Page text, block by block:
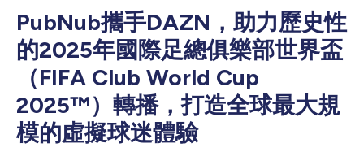
PubNub攜手DAZN，助力歷史性
的2025年國際足總俱樂部世界盃
（FIFA Club World Cup
2025™）轉播，打造全球最大規
模的虛擬球迷體驗